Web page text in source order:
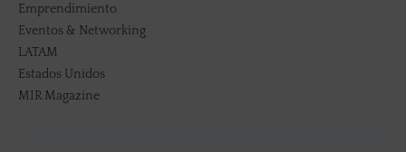
Emprendimiento
Eventos & Networking
LATAM
Estados Unidos
MIR Magazine